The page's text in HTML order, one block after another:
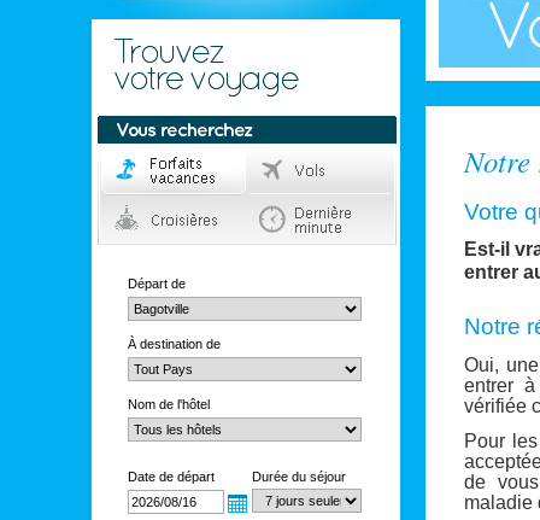
Départ de
À destination de
Nom de l'hôtel
Date de départ Durée du séjour
Notre
Votre
Est-il
entrer
Notre
Oui,
entrer
vérifiée
Pour
de
maladie